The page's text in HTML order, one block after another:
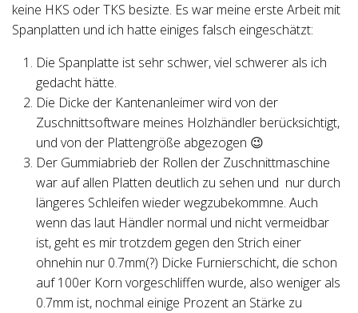
keine HKS oder TKS besizte. Es war meine erste Arbeit mit
Spanplatten und ich hatte einiges falsch eingeschätzt:
Die Spanplatte ist sehr schwer, viel schwerer als ich
gedacht hätte.
Die Dicke der Kantenanleimer wird von der
Zuschnittsoftware meines Holzhändler berücksichtigt,
und von der Plattengröße abgezogen 😉
Der Gummiabrieb der Rollen der Zuschnittmaschine
war auf allen Platten deutlich zu sehen und nur durch
längeres Schleifen wieder wegzubekommne. Auch
wenn das laut Händler normal und nicht vermeidbar
ist, geht es mir trotzdem gegen den Strich einer
ohnehin nur 0.7mm(?) Dicke Furnierschicht, die schon
auf 100er Korn vorgeschliffen wurde, also weniger als
0.7mm ist, nochmal einige Prozent an Stärke zu